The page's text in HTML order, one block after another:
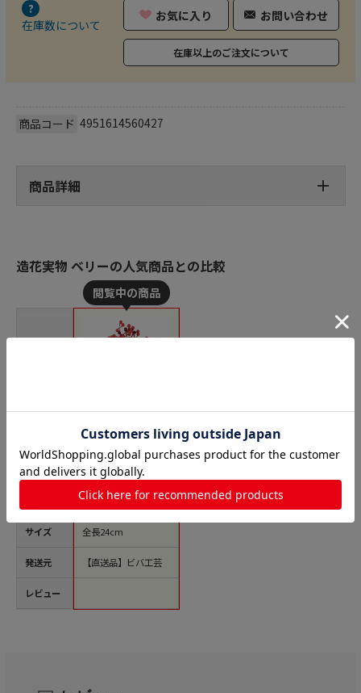
在庫数について
お気に入り お問い合わせ
在庫以上のご注文について
商品コード 4951614560427
商品詳細
造花実物 ベリーの人気商品との比較
サイズ
発送元
レビュー
ビバ工芸 造花 ベリ
ーピックバンドル レ
ッド VEG5604 1本
（ご注文単位1本）
【直送品】
￥1,078
全長24cm
【直送品】ビバ工芸